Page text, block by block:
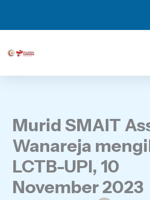
Murid SMAIT
Wanareja
LCTB-UPI, 10
November 2023